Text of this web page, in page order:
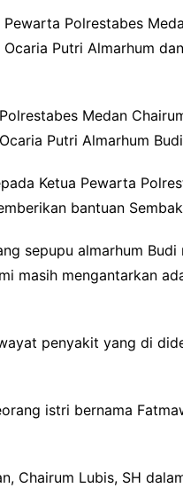
Polrestabes
Putri Almarhum
Medan
Putri Almarhum
Ketua Pewarta
bantuan
sepupu almarhum
masih mengantarkan
penyakit yang di
istri bernama
Chairum Lubis, SH